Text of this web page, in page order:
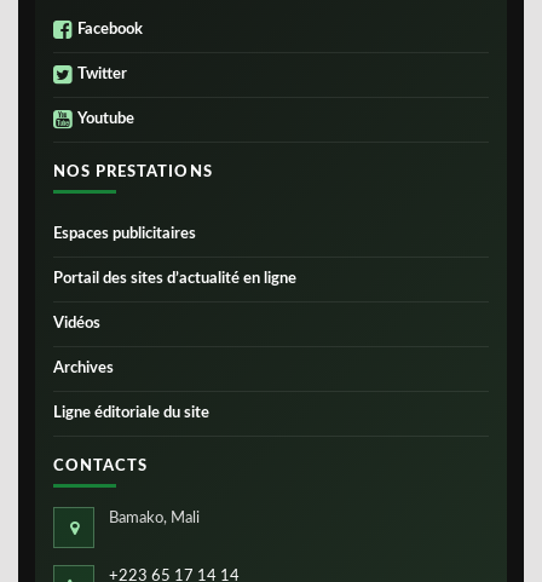
Facebook
Twitter
Youtube
NOS PRESTATIONS
Espaces publicitaires
Portail des sites d’actualité en ligne
Vidéos
Archives
Ligne éditoriale du site
CONTACTS
Bamako, Mali
+223 65 17 14 14